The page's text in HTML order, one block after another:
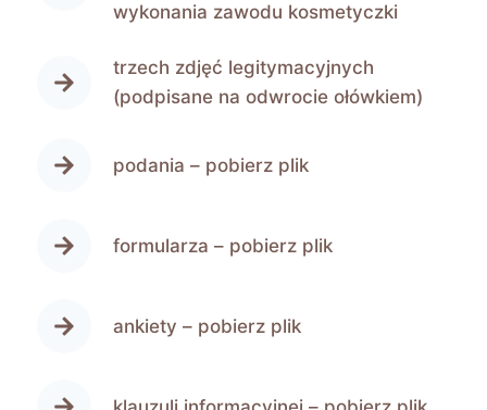
wykonania zawodu kosmetyczki
trzech zdjęć legitymacyjnych
(podpisane na odwrocie ołówkiem)
podania – pobierz plik
formularza – pobierz plik
ankiety – pobierz plik